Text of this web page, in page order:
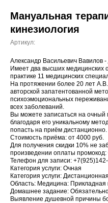
Мануальная
кинезиология
Артикул:
Александр Васильевич Вавилов
Имеет два высших медицинских
практике 11 медицинских
На протяжении более 20 лет
авторской запатентованной
психоэмоциональных
всех заболеваний.
Вы можете записаться на
благодаря его уникальному
попасть на приём дистанционно.
Стоимость приёма: от 4000 руб.
Для получения скидки 10% не
произведении оплаты
Телефон для записи:
Категория услуги: Очная
Категория услуги: Дистанционная
Область: Медицина: Прикладная
Домашнее задание:
Выявление душевной причины